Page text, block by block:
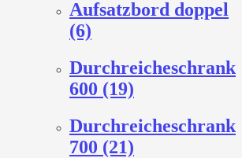
Aufsatzbord doppel
(6)
Durchreicheschrank
600 (19)
Durchreicheschrank
700 (21)